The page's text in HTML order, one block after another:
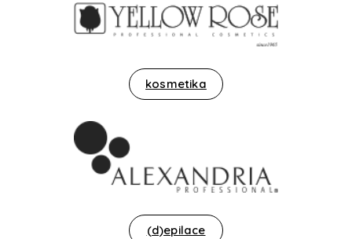
kosmetika
(d)epilace